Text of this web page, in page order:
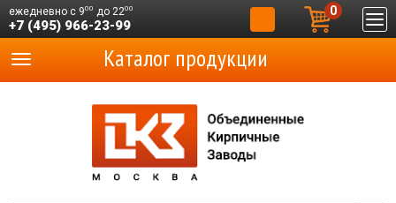
ежедневно с 900 до 2200
+7 (495) 966-23-99
0
Каталог продукции